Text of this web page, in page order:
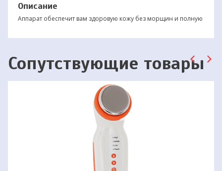
Описание
Аппарат обеспечит вам здоровую кожу без морщин и полную
Сопутствующие товары